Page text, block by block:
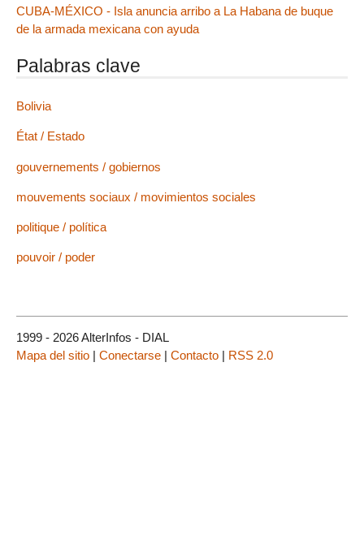
CUBA-MÉXICO - Isla anuncia arribo a La Habana de buque
de la armada mexicana con ayuda
Palabras clave
Bolivia
État / Estado
gouvernements / gobiernos
mouvements sociaux / movimientos sociales
politique / política
pouvoir / poder
1999 - 2026 AlterInfos - DIAL
Mapa del sitio | Conectarse | Contacto | RSS 2.0